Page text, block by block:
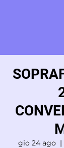
gio 24 ago
  |